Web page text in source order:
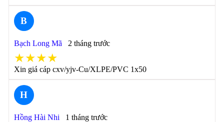
B
Bạch Long Mã 2 tháng trước
★★★★
Xin giá cáp cxv/yjv-Cu/XLPE/PVC 1x50
H
Hồng Hài Nhi 1 tháng trước